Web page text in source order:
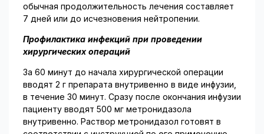
обычная продолжительность лечения состав­ляет
7 дней или до исчезновения нейтропении.
Профилактика инфекций при проведении
хирургических операций
За 60 минут до начала хирургической операции
вводят 2 г препарата внутривенно в виде инфузии,
в течение 30 минут. Сразу после окончания инфузии
пациенту вводят 500 мг метронидазола
внутривенно. Раствор метронидазол готовят в